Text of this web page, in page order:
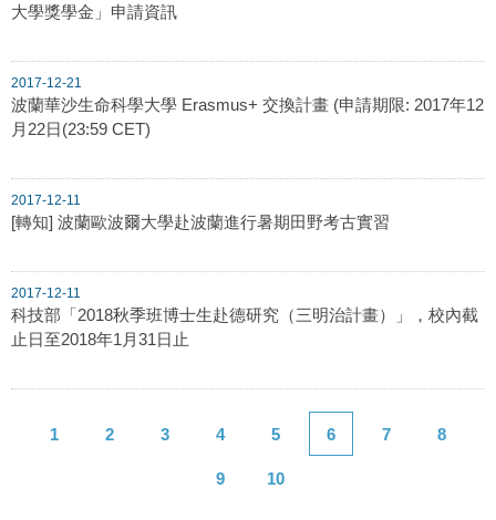
大學獎學金」申請資訊
2017-12-21
波蘭華沙生命科學大學 Erasmus+ 交換計畫 (申請期限: 2017年12
月22日(23:59 CET)
2017-12-11
[轉知] 波蘭歐波爾大學赴波蘭進行暑期田野考古實習
2017-12-11
科技部「2018秋季班博士生赴德研究（三明治計畫）」，校內截
止日至2018年1月31日止
1 2 3 4 5 6 7 8
9 10